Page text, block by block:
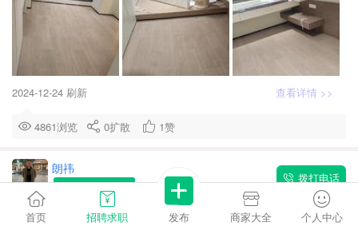
2024-12-24 刷新 查看详情 >>
4861浏览 0扩散 1赞
朗祎
求职- 建筑/装修
拨打电话
人脉广泛 开朗健谈 有亲和力 有责任心
沟通力强
首页 招聘求职 发布 商家大全 个人中心